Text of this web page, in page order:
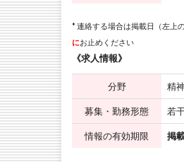
* 連絡する場合は掲載日（左上
にお止めください
《求人情報》
分野 精
募集・勤務形態 若
情報の有効期限 掲